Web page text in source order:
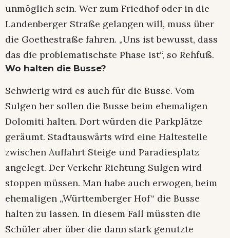
unmöglich sein. Wer zum Friedhof oder in die
Landenberger Straße gelangen will, muss über
die Goethestraße fahren. „Uns ist bewusst, dass
das die problematischste Phase ist“, so Rehfuß.
Wo halten die Busse?
Schwierig wird es auch für die Busse. Vom
Sulgen her sollen die Busse beim ehemaligen
Dolomiti halten. Dort würden die Parkplätze
geräumt. Stadtauswärts wird eine Haltestelle
zwischen Auffahrt Steige und Paradiesplatz
angelegt. Der Verkehr Richtung Sulgen wird
stoppen müssen. Man habe auch erwogen, beim
ehemaligen „Württemberger Hof“ die Busse
halten zu lassen. In diesem Fall müssten die
Schüler aber über die dann stark genutzte